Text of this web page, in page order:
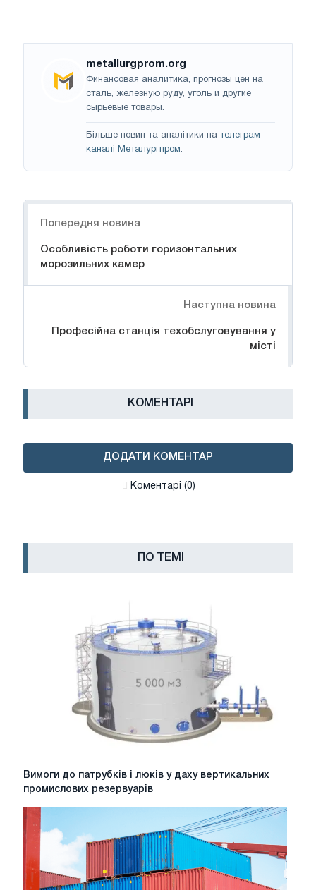
metallurgprom.org
Финансовая аналитика, прогнозы цен на
сталь, железную руду, уголь и другие
сырьевые товары.
Більше новин та аналітики на телеграм-
каналі Металургпром.
Попередня новина
Особливість роботи горизонтальних
морозильних камер
Наступна новина
Професійна станція техобслуговування у
місті
КОМЕНТАРІ
ДОДАТИ КОМЕНТАР
Коментарі (0)
ПО ТЕМІ
Вимоги
люків
у
вертикальних
промислових
Вимоги до патрубків і люків у даху вертикальних
промислових резервуарів